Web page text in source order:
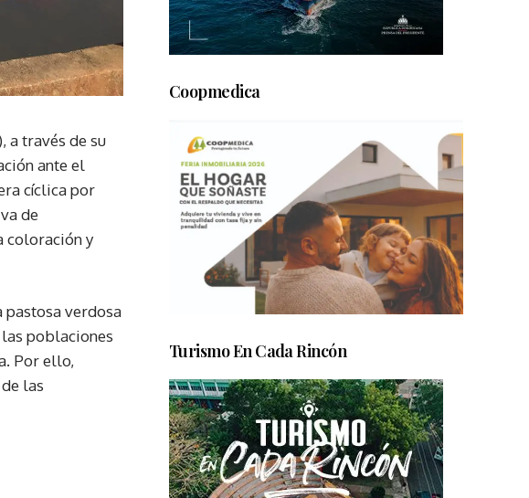
a través de su
ante el
cíclica por
de
coloración y
pastosa verdosa
poblaciones
Por ello,
las
Coopmedica
Turismo En Cada Rincón